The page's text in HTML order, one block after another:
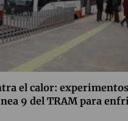
el calor:
9 del TRAM para